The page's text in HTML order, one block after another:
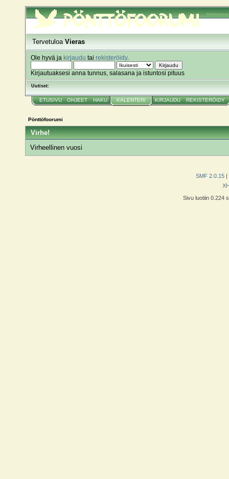
Pönttöfoorumi
TervetuloaVieras
Ole hyvä ja kirjaudu tai rekisteröidy.
Kirjautuaksesi anna tunnus, salasana ja istuntosi pituus
Uutiset:
ETUSIVU OHJEET HAKU KALENTERI KIRJAUDU REKISTERÖIDY
Pönttöfoorumi
Virhe!
Virheellinen vuosi
SMF 2.0.15 |
Sivu luotiin 0.224